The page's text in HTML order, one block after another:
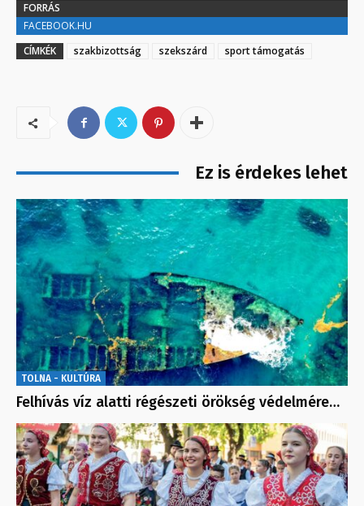
FORRÁS
FACEBOOK.HU
CÍMKÉK
szakbizottság szekszárd sport támogatás
Ez is érdekes lehet
TOLNA - KULTÚRA
Felhívás víz alatti régészeti örökség védelmére…